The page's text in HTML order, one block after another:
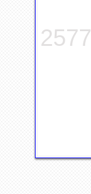
2577